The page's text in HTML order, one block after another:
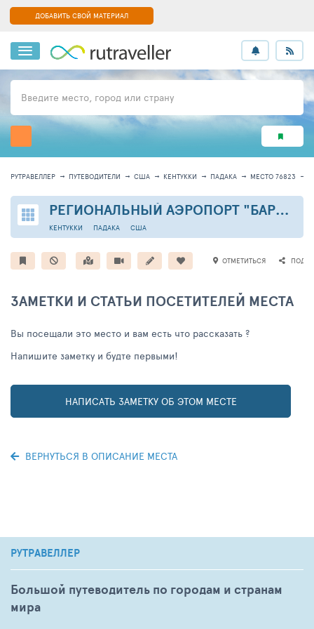
ДОБАВИТЬ СВОЙ МАТЕРИАЛ
Введите место, город или страну
РУТРАВЕЛЛЕР ПУТЕВОДИТЕЛИ США КЕНТУККИ ПАДАКА МЕСТО 76823
РЕГИОНАЛЬНЫЙ АЭРОПОРТ "БАРКЛИ"
США
КЕНТУККИ ПАДАКА
ОТМЕТИТЬСЯ
ЗАМЕТКИ И СТАТЬИ ПОСЕТИТЕЛЕЙ МЕСТА
Вы посещали это место и вам есть что рассказать ?
Напишите заметку и будте первыми!
НАПИСАТЬ ЗАМЕТКУ ОБ ЭТОМ МЕСТЕ
ВЕРНУТЬСЯ В ОПИСАНИЕ МЕСТА
РУТРАВЕЛЛЕР
Большой путеводитель по городам и странам
мира